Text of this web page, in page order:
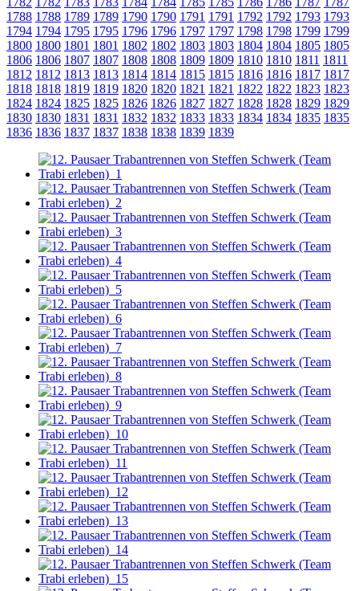
1788 1788 1789 1789 1790 1790 1791 1791 1792 1792 1793 1793
1794 1794 1795 1795 1796 1796 1797 1797 1798 1798 1799 1799
1800 1800 1801 1801 1802 1802 1803 1803 1804 1804 1805 1805
1806 1806 1807 1807 1808 1808 1809 1809 1810 1810 1811 1811
1812 1812 1813 1813 1814 1814 1815 1815 1816 1816 1817 1817
1818 1818 1819 1819 1820 1820 1821 1821 1822 1822 1823 1823
1824 1824 1825 1825 1826 1826 1827 1827 1828 1828 1829 1829
1830 1830 1831 1831 1832 1832 1833 1833 1834 1834 1835 1835
1836 1836 1837 1837 1838 1838 1839 1839